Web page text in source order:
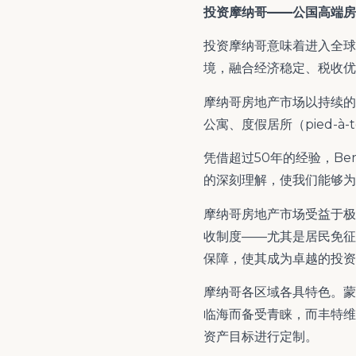
投资摩纳哥——公国高端
投资摩纳哥意味着进入全
境，融合经济稳定、税收
摩纳哥房地产市场以持续
公寓、度假居所（pied-à-
凭借超过50年的经验，
的深刻理解，使我们能够
摩纳哥房地产市场受益于
收制度——尤其是居民免征
保障，使其成为卓越的投
摩纳哥各区域各具特色。
临海而备受青睐，而丰特
资产目标进行定制。